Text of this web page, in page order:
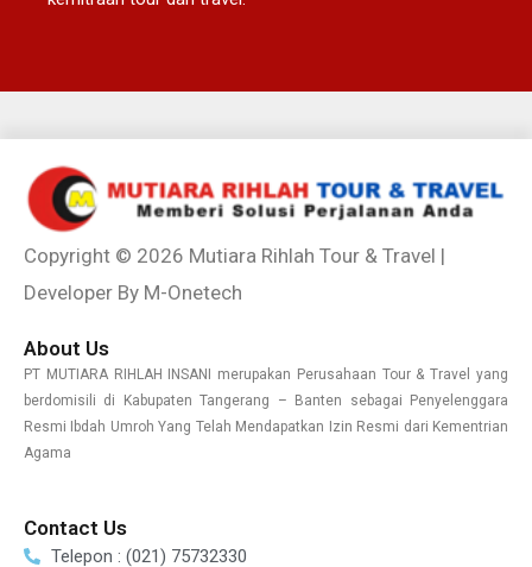
Copyright © 2026 Mutiara Rihlah Tour & Travel |
Developer By M-Onetech
About Us
PT MUTIARA RIHLAH INSANI merupakan Perusahaan Tour & Travel yang
berdomisili di Kabupaten Tangerang – Banten sebagai Penyelenggara
Resmi Ibdah Umroh Yang Telah Mendapatkan Izin Resmi dari Kementrian
Agama
Contact Us
Telepon : (021) 75732330